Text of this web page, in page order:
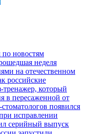
по новостям
неделя
на отечественном
российские
тренажер, который
в пересаженной от
появился
исправлении
серийный выпуск